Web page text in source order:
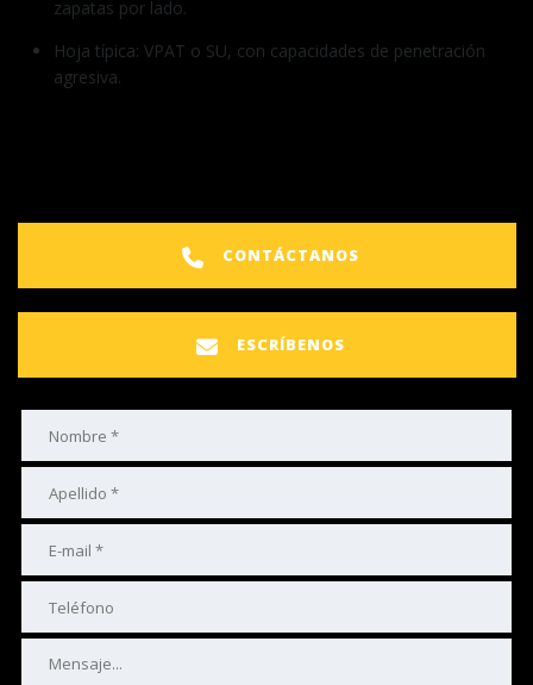
zapatas por lado.
Hoja típica: VPAT o SU, con capacidades de penetración
agresiva.
CONTÁCTANOS
ESCRÍBENOS